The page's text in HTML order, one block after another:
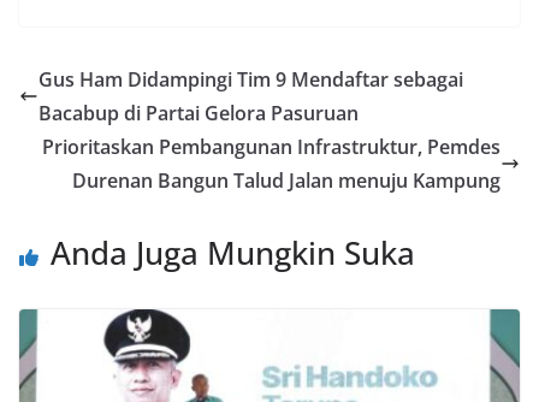
Gus Ham Didampingi Tim 9 Mendaftar sebagai
Bacabup di Partai Gelora Pasuruan
Prioritaskan Pembangunan Infrastruktur, Pemdes
Durenan Bangun Talud Jalan menuju Kampung
Anda Juga Mungkin Suka